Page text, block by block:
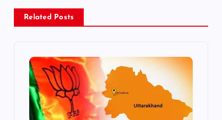
v
Related Posts